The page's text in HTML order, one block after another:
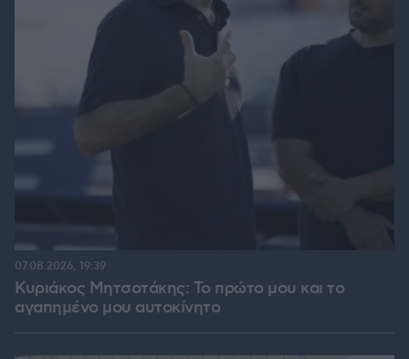
Κυριάκος Μητσοτάκης: Το πρώτο μου και το
αγαπημένο μου αυτοκίνητο
07.08.2026, 19:39